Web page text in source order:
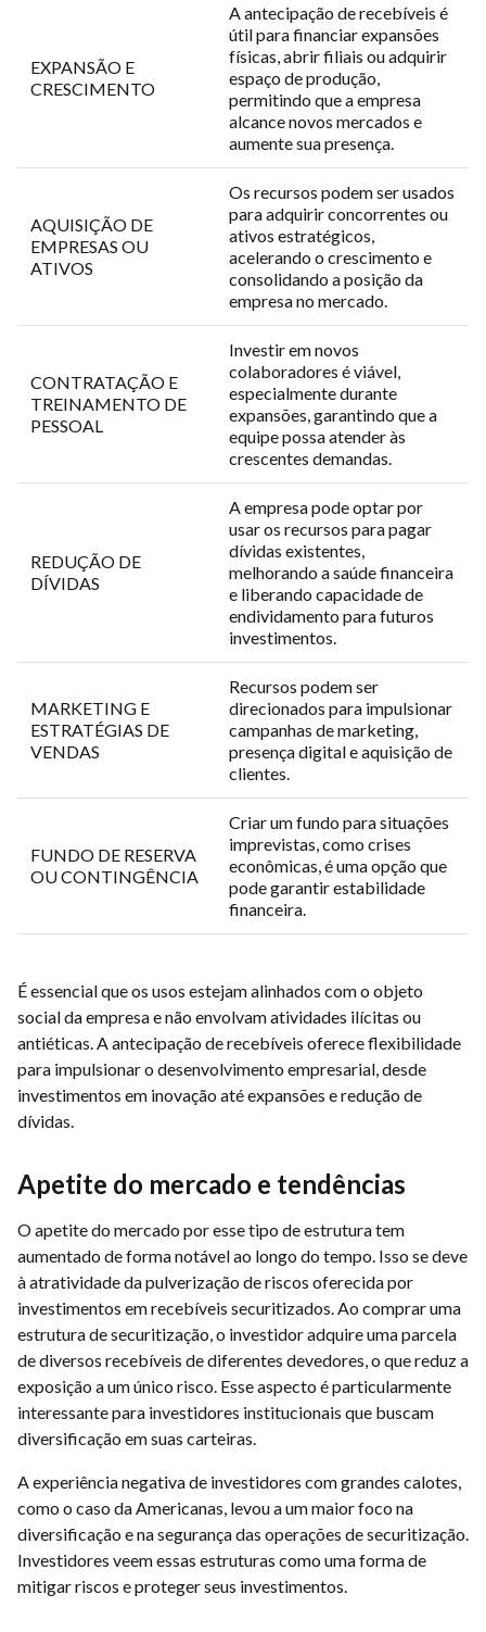
EXPANSÃO E
CRESCIMENTO
A antecipação de recebíveis é
útil para financiar expansões
físicas, abrir filiais ou adquirir
espaço de produção,
permitindo que a empresa
alcance novos mercados e
aumente sua presença.
AQUISIÇÃO DE
EMPRESAS OU
ATIVOS
Os recursos podem ser usados
para adquirir concorrentes ou
ativos estratégicos,
acelerando o crescimento e
consolidando a posição da
empresa no mercado.
CONTRATAÇÃO E
TREINAMENTO DE
PESSOAL
Investir em novos
colaboradores é viável,
especialmente durante
expansões, garantindo que a
equipe possa atender às
crescentes demandas.
REDUÇÃO DE
DÍVIDAS
A empresa pode optar por
usar os recursos para pagar
dívidas existentes,
melhorando a saúde financeira
e liberando capacidade de
endividamento para futuros
investimentos.
MARKETING E
ESTRATÉGIAS DE
VENDAS
Recursos podem ser
direcionados para impulsionar
campanhas de marketing,
presença digital e aquisição de
clientes.
FUNDO DE RESERVA
OU CONTINGÊNCIA
Criar um fundo para situações
imprevistas, como crises
econômicas, é uma opção que
pode garantir estabilidade
financeira.
É essencial que os usos estejam alinhados com o objeto
social da empresa e não envolvam atividades ilícitas ou
antiéticas. A antecipação de recebíveis oferece flexibilidade
para impulsionar o desenvolvimento empresarial, desde
investimentos em inovação até expansões e redução de
dívidas.
Apetite do mercado e tendências
O apetite do mercado por esse tipo de estrutura tem
aumentado de forma notável ao longo do tempo. Isso se deve
à atratividade da pulverização de riscos oferecida por
investimentos em recebíveis securitizados. Ao comprar uma
estrutura de securitização, o investidor adquire uma parcela
de diversos recebíveis de diferentes devedores, o que reduz a
exposição a um único risco. Esse aspecto é particularmente
interessante para investidores institucionais que buscam
diversificação em suas carteiras.
A experiência negativa de investidores com grandes calotes,
como o caso da Americanas, levou a um maior foco na
diversificação e na segurança das operações de securitização.
Investidores veem essas estruturas como uma forma de
mitigar riscos e proteger seus investimentos.